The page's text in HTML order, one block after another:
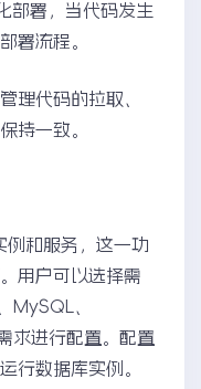
部署，当代码发生
署流程。
理代码的拉取、
持一致。
和服务，这一功
用户可以选择需
MySQL、
求进行配置。配置
行数据库实例。